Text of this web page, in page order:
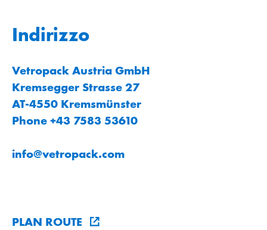
Indirizzo
Vetropack Austria GmbH
Kremsegger Strasse 27
AT-4550 Kremsmünster
Phone +43 7583 53610
info@vetropack.com
PLAN ROUTE